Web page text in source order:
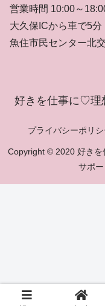
営業時間 10:00～
大久保ICから車で5分
魚住市民センター北
好きを仕事に♡理
プライバシーポリシ
Copyright © 2020 好き
サポ